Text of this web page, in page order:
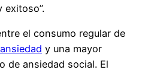
exitoso”.
el consumo regular de
y una mayor
de ansiedad social. El